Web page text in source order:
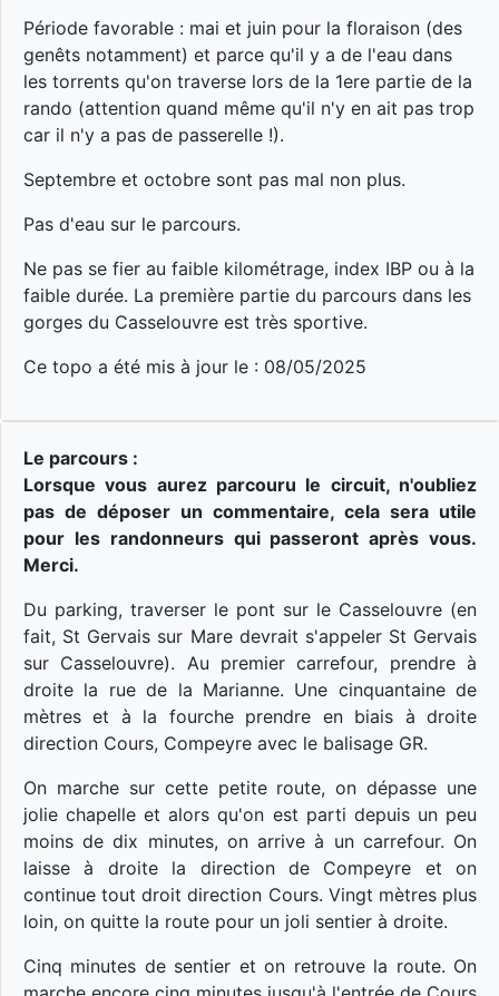
Période favorable : mai et juin pour la floraison (des
genêts notamment) et parce qu'il y a de l'eau dans
les torrents qu'on traverse lors de la 1ere partie de la
rando (attention quand même qu'il n'y en ait pas trop
car il n'y a pas de passerelle !).
Septembre et octobre sont pas mal non plus.
Pas d'eau sur le parcours.
Ne pas se fier au faible kilométrage, index IBP ou à la
faible durée. La première partie du parcours dans les
gorges du Casselouvre est très sportive.
Ce topo a été mis à jour le : 08/05/2025
Le parcours :
Lorsque vous aurez parcouru le circuit, n'oubliez
pas de déposer un commentaire, cela sera utile
pour les randonneurs qui passeront après vous.
Merci.
Du parking, traverser le pont sur le Casselouvre (en
fait, St Gervais sur Mare devrait s'appeler St Gervais
sur Casselouvre). Au premier carrefour, prendre à
droite la rue de la Marianne. Une cinquantaine de
mètres et à la fourche prendre en biais à droite
direction Cours, Compeyre avec le balisage GR.
On marche sur cette petite route, on dépasse une
jolie chapelle et alors qu'on est parti depuis un peu
moins de dix minutes, on arrive à un carrefour. On
laisse à droite la direction de Compeyre et on
continue tout droit direction Cours. Vingt mètres plus
loin, on quitte la route pour un joli sentier à droite.
Cinq minutes de sentier et on retrouve la route. On